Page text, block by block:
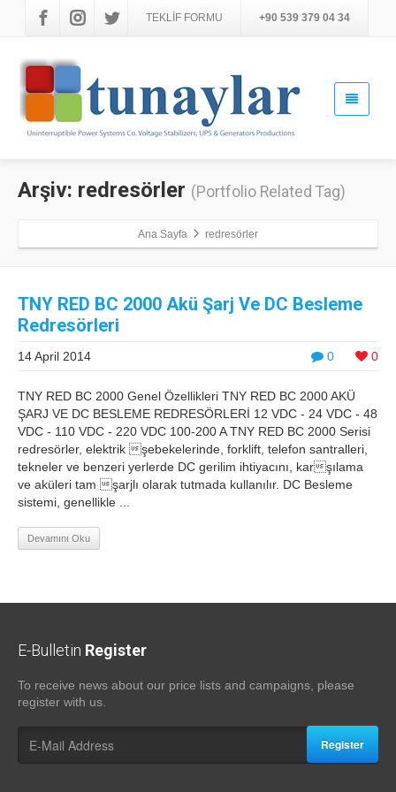
TEKLİF FORMU +90 539 379 04 34
Arşiv: redresörler (Portfolio Related Tag)
Ana Sayfa redresörler
TNY RED BC 2000 Akü Şarj Ve DC Besleme
Redresörleri
0 0
14 April 2014
TNY RED BC 2000 Genel Özellikleri TNY RED BC 2000 AKÜ
ŞARJ VE DC BESLEME REDRESÖRLERİ 12 VDC - 24 VDC - 48
VDC - 110 VDC - 220 VDC 100-200 A TNY RED BC 2000 Serisi
redresörler, elektrik şebekelerinde, forklift, telefon santralleri,
tekneler ve benzeri yerlerde DC gerilim ihtiyacını, karşılama
ve aküleri tam şarjlı olarak tutmada kullanılır. DC Besleme
sistemi, genellikle ...
Devamını Oku
E-Bulletin Register
To receive news about our price lists and campaigns, please
register with us.
Register